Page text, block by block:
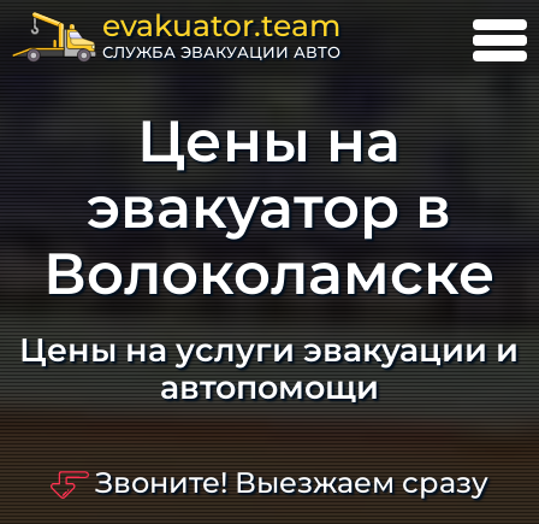
evakuator.team
СЛУЖБА ЭВАКУАЦИИ АВТО
Цены на
эвакуатор в
Волоколамске
Цены на услуги эвакуации и
автопомощи
Звоните! Выезжаем сразу